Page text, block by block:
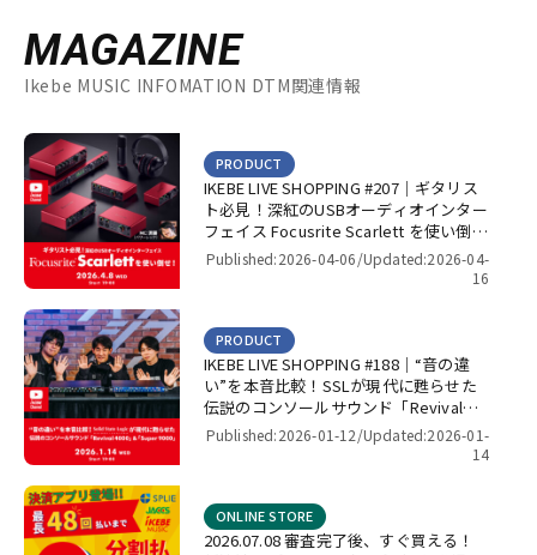
MAGAZINE
Ikebe MUSIC INFOMATION DTM関連情報
IKEBE LIVE SHOPPING #207｜ギタリス
ト必見！深紅のUSBオーディオインター
フェイス Focusrite Scarlett を使い倒
せ！【presented by パワーレック】
PRODUCT
Published:2026-04-06/Updated:2026-04-
16
IKEBE LIVE SHOPPING #188｜“音の違
い”を本音比較！SSLが現代に甦らせた
伝説のコンソールサウンド「Revival
4000」＆「Super 9000」【presented
PRODUCT
Published:2026-01-12/Updated:2026-01-
14
2026.07.08 審査完了後、すぐ買える！
ONLINE STORE